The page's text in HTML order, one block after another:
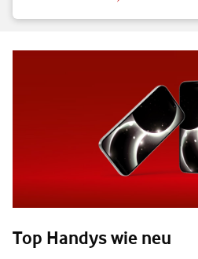
Top Handys wie neu